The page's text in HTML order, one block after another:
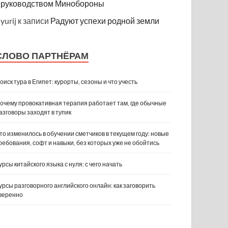
руководством Минобороны
yurij к записи Радуют успехи родной земли
ПАРТНЁРАМ
тура в Египет: курорты, сезоны и что учесть
провокативная терапия работает там, где обычные
заходят в тупик
изменилось в обучении сметчиков в текущем году: новые
софт и навыки, без которых уже не обойтись
китайского языка с нуля: с чего начать
разговорного английского онлайн: как заговорить